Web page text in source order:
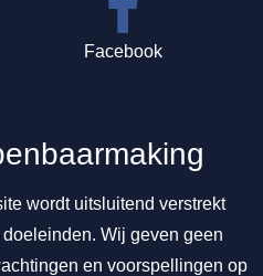
Facebook
wordt uitsluitend verstrekt
Wij geven geen
en voorspellingen op